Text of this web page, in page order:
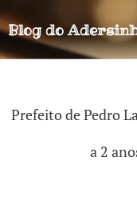
Blog do
Prefeito de Pedro
a 2